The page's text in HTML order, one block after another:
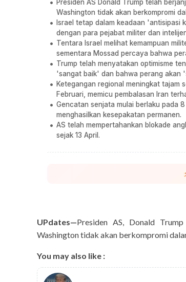
Presiden AS Donald Trump telah
Washington tidak akan berkompromi
Israel tetap dalam keadaan
dengan para pejabat militer dan
Tentara Israel melihat kemampuan
sementara Mossad percaya bahwa
Trump telah menyatakan optimisme
'sangat baik' dan bahwa perang akan
Ketegangan regional meningkat tajam
Februari, memicu pembalasan Iran
Gencatan senjata mulai berlaku pada
menghasilkan kesepakatan permanen.
AS telah mempertahankan blokade
sejak 13 April.
UPdates—Presiden AS, Donald
Washington tidak akan berkompromi
You may also like :